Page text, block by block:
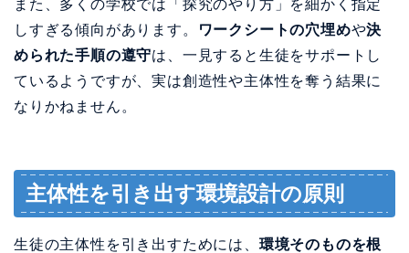
また、多くの学校では「探究のやり方」を細かく指定
しすぎる傾向があります。
ワークシートの穴埋めや決
められた手順の遵守は、一見すると生徒をサポートし
ているようですが、実は創造性や主体性を奪う結果に
なりかねません。
主体性を引き出す環境設計の原則
生徒の主体性を引き出すためには、 環境そのものを根